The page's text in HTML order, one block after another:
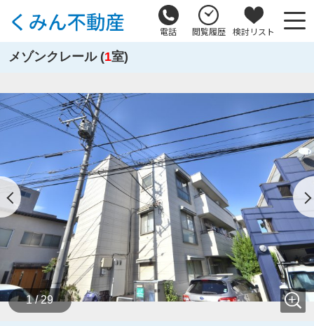
電話 閲覧履歴 検討リスト
メゾンクレール (1室)
1 / 29